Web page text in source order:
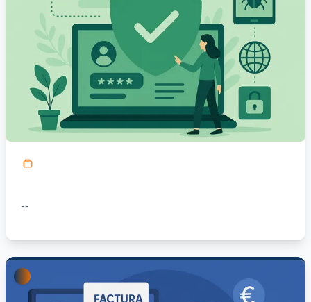
Checklist accionable para proteger tu negocio: 2FA, backups 3‑2‑1, SPF/DKIM/DMARC, cifrado y plan mínimo de continuidad.